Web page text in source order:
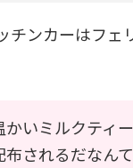
チンカーはフェ
かいミルクティ
布されるだなん